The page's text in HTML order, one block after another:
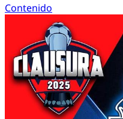
Contenido